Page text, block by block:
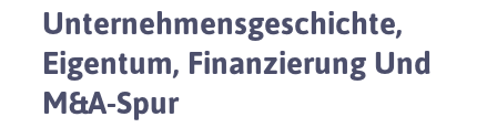
Unternehmensgeschichte,
Eigentum, Finanzierung Und
M&A-Spur